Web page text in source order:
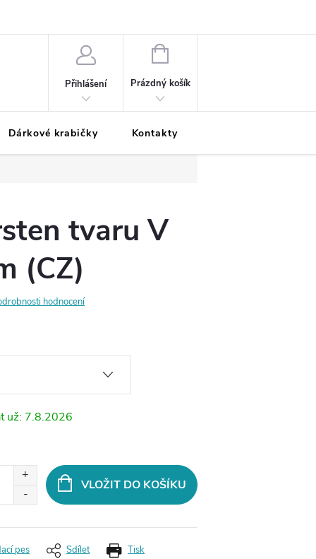
Přihlášení
NÁKUPNÍ
Prázdný košík
Dárkové krabičky Kontakty
tvaru V
(CZ)
hodnocení
7.8.2026
VLOŽIT DO KOŠÍKU
Tisk
pes Sdílet